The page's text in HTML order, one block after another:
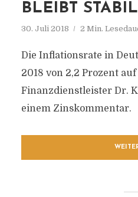
BLEIBT STABIL
30. Juli 2018 2 Min.
Die Inflationsrate in
2018 von 2,2 Prozent
Finanzdienstleister Dr.
einem Zinskommentar.